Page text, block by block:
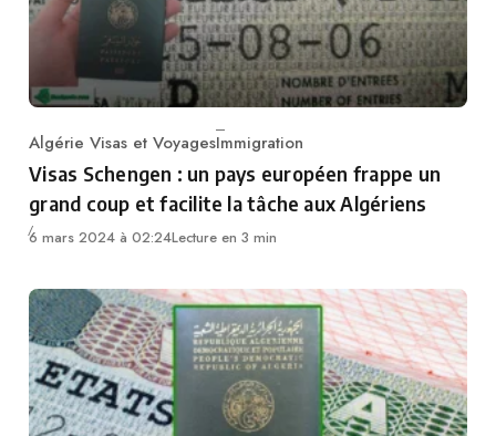
Category
Algérie Visas et VoyagesImmigration
Visas Schengen : un pays européen frappe un
grand coup et facilite la tâche aux Algériens
6 mars 2024 à 02:24Lecture en 3 min